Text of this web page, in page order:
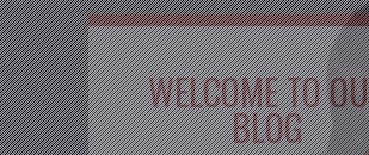
WELCOME TO
BLOG